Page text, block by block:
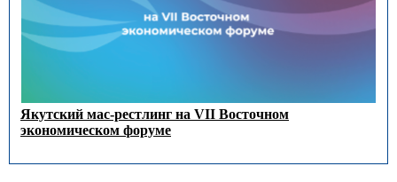
Якутский мас-рестлинг на VII Восточном
экономическом форуме